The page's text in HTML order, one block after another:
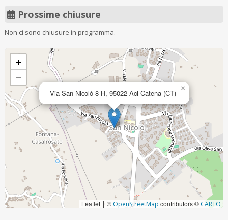
Prossime chiusure
Non ci sono chiusure in programma.
Via San Nicolò 8 H, 95022 Aci Catena (CT) ×
+
−
Leaflet | © OpenStreetMap contributors © CARTO